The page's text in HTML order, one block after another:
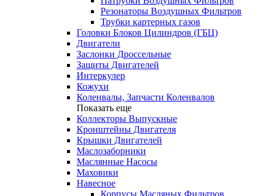
Резонаторы Воздушных Фильтров
Трубки картерных газов
Головки Блоков Цилиндров (ГБЦ)
Двигатели
Заслонки Дроссельные
Защиты Двигателей
Интеркулер
Кожухи
Коленвалы, Запчасти Коленвалов
Показать еще
Коллекторы Выпускные
Кронштейны Двигателя
Крышки Двигателей
Маслозаборники
Маслянные Насосы
Маховики
Навесное
Корпусы Масляных Фильтров